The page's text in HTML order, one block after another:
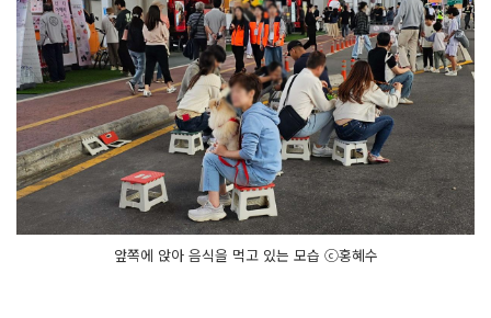
앞쪽에 앉아 음식을 먹고 있는 모습 ⓒ홍혜수